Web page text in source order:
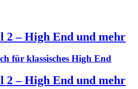
2 – High End und mehr
für klassisches High End
2 – High End und mehr